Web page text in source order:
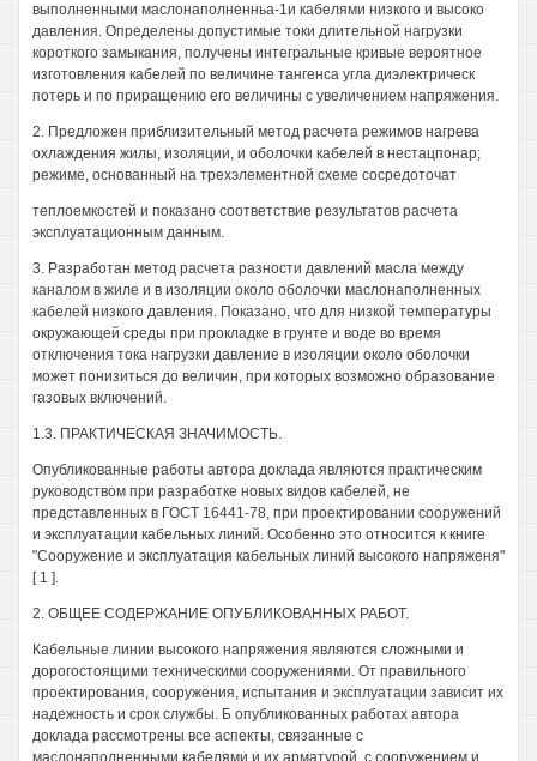
выполненными маслонаполненньа-1и кабелями низкого и высоко
давления. Определены допустимые токи длительной нагрузки
короткого замыкания, получены интегральные кривые вероятное
изготовления кабелей по величине тангенса угла диэлектрическ
потерь и по приращению его величины с увеличением напряжения.
2. Предложен приблизительный метод расчета режимов нагрева
охлаждения жилы, изоляции, и оболочки кабелей в нестацпонар;
режиме, основанный на трехэлементной схеме сосредоточат
теплоемкостей и показано соответствие результатов расчета
эксплуатационным данным.
3. Разработан метод расчета разности давлений масла между
каналом в жиле и в изоляции около оболочки маслонаполненных
кабелей низкого давления. Показано, что для низкой температуры
окружающей среды при прокладке в грунте и воде во время
отключения тока нагрузки давление в изоляции около оболочки
может понизиться до величин, при которых возможно образование
газовых включений.
1.3. ПРАКТИЧЕСКАЯ ЗНАЧИМОСТЬ.
Опубликованные работы автора доклада являются практическим
руководством при разработке новых видов кабелей, не
представленных в ГОСТ 16441-78, при проектировании сооружений
и эксплуатации кабельных линий. Особенно это относится к книге
"Сооружение и эксплуатация кабельных линий высокого напряженя"
[ 1 ].
2. ОБЩЕЕ СОДЕРЖАНИЕ ОПУБЛИКОВАННЫХ РАБОТ.
Кабельные линии высокого напряжения являются сложными и
дорогостоящими техническими сооружениями. От правильного
проектирования, сооружения, испытания и эксплуатации зависит их
надежность и срок службы. Б опубликованных работах автора
доклада рассмотрены все аспекты, связанные с
маслонаполненными кабелями и их арматурой, с сооружением и